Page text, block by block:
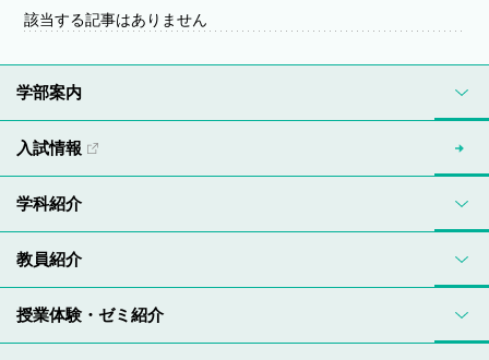
該当する記事はありません
学部案内
入試情報
学科紹介
教員紹介
授業体験・ゼミ紹介